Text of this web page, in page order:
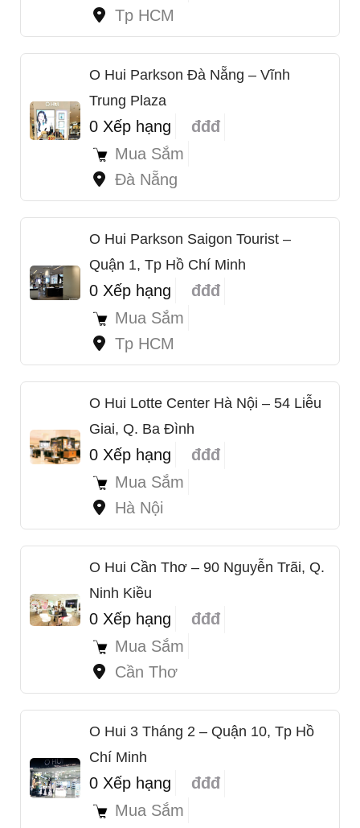
Tp HCM
O Hui Parkson Đà Nẵng – Vĩnh
Trung Plaza
0 Xếp hạng
đđđ
Mua Sắm
Đà Nẵng
O Hui Parkson Saigon Tourist –
Quận 1, Tp Hồ Chí Minh
0 Xếp hạng
đđđ
Mua Sắm
Tp HCM
O Hui Lotte Center Hà Nội – 54 Liễu
Giai, Q. Ba Đình
0 Xếp hạng
đđđ
Mua Sắm
Hà Nội
O Hui Cần Thơ – 90 Nguyễn Trãi, Q.
Ninh Kiều
0 Xếp hạng
đđđ
Mua Sắm
Cần Thơ
O Hui 3 Tháng 2 – Quận 10, Tp Hồ
Chí Minh
0 Xếp hạng
đđđ
Mua Sắm